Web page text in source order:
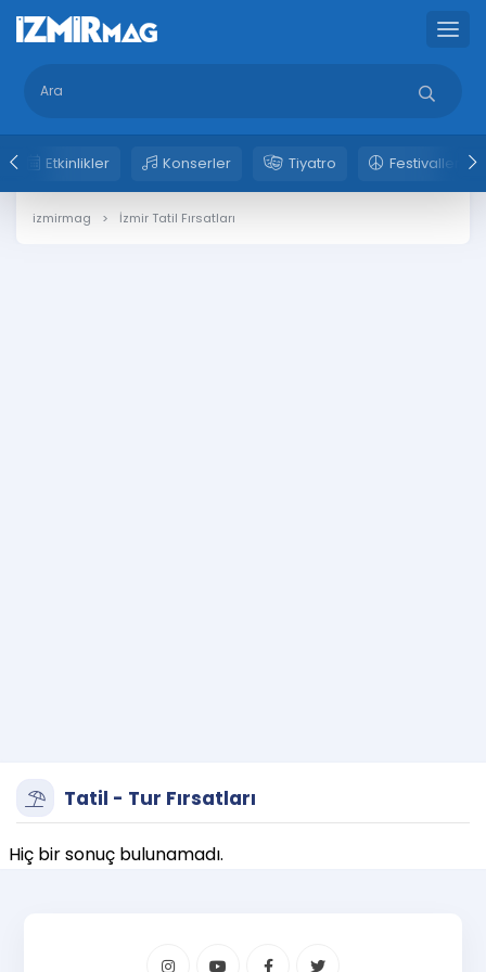
Etkinlikler Konserler Tiyatro Festivaller
izmirmag İzmir Tatil Fırsatları
Tatil - Tur Fırsatları
Hiç bir sonuç bulunamadı.